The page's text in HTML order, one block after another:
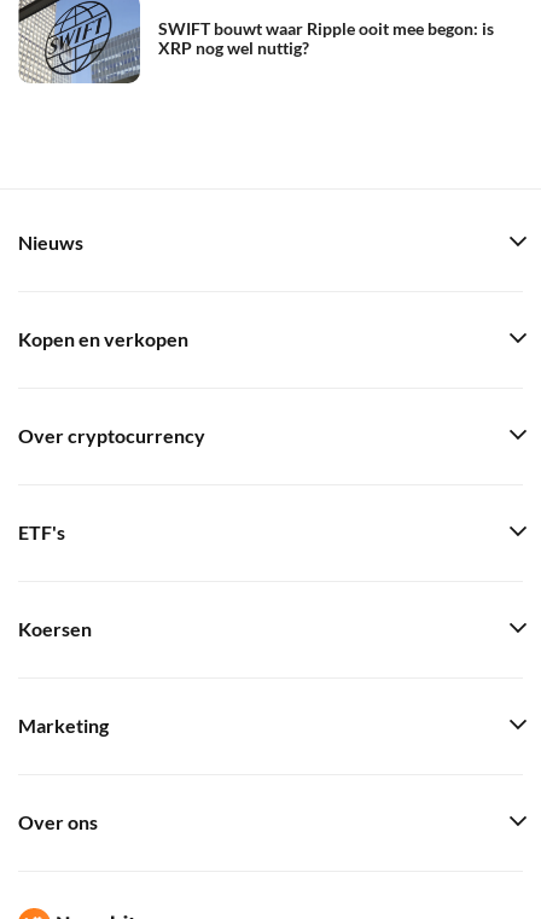
SWIFT bouwt waar Ripple ooit mee begon: is
XRP nog wel nuttig?
Nieuws
Kopen en verkopen
Over cryptocurrency
ETF's
Koersen
Marketing
Over ons